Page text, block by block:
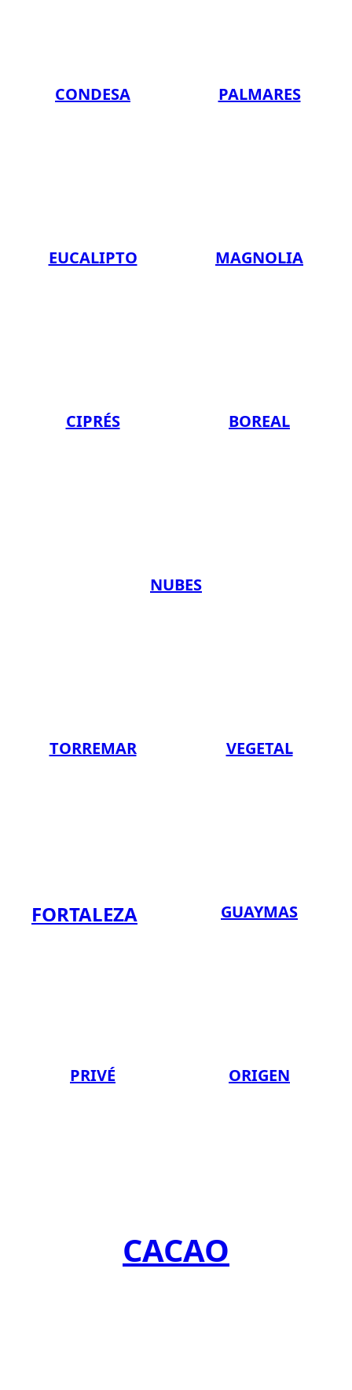
CONDESA PALMARES
EUCALIPTO MAGNOLIA
CIPRÉS BOREAL
TORREMAR VEGETAL
NUBES
FORTALEZA GUAYMAS
PRIVÉ
CACAO
ORIGEN